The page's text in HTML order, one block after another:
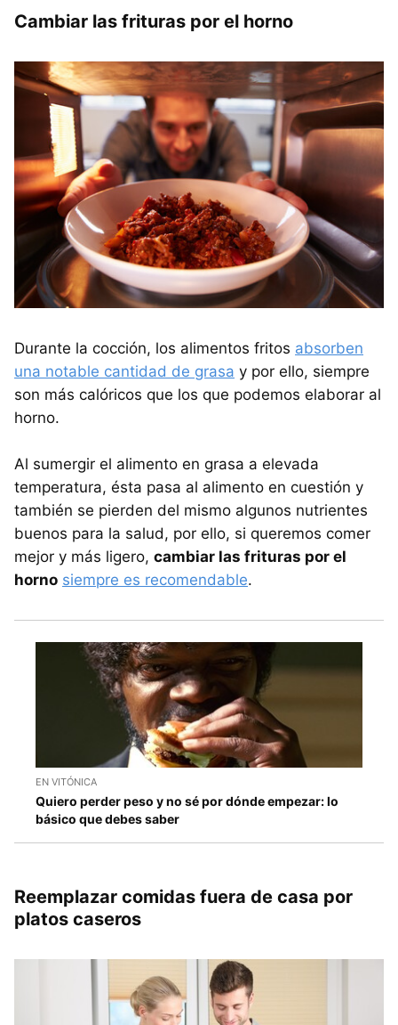
Cambiar las frituras por el horno
Durante la cocción, los alimentos fritos absorben
una notable cantidad de grasa y por ello, siempre
son más calóricos que los que podemos elaborar al
horno.
Al sumergir el alimento en grasa a elevada
temperatura, ésta pasa al alimento en cuestión y
también se pierden del mismo algunos nutrientes
buenos para la salud, por ello, si queremos comer
mejor y más ligero, cambiar las frituras por el
horno siempre es recomendable.
EN VITÓNICA
Quiero perder peso y no sé por dónde empezar: lo
básico que debes saber
Reemplazar comidas fuera de casa por
platos caseros